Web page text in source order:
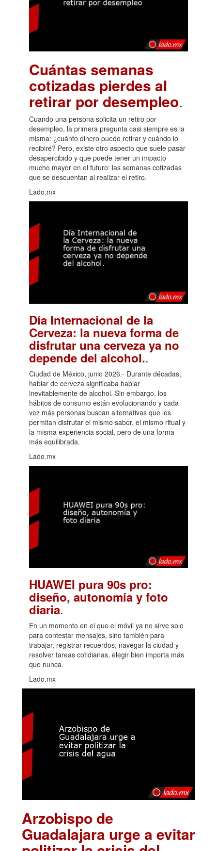
Cuántas semanas
cotizadas pierdes al
retirar por desempleo.
Cuando una persona solicita un retiro por
desempleo, la primera pregunta casi siempre es la
misma: ¿cuánto dinero puedo retirar y cuándo lo
recibiré? Pero, existe otro aspecto que suele pasar
desapercibido y que puede tener un impacto
mucho mayor en el futuro: las semanas cotizadas
que se descuentan al realizar el retiro.
Lado.mx
Día Internacional de la
Cerveza: la nueva forma de
disfrutar una cerveza ya no
depende del alcohol..
Ciudad de México, junio 2026.- Durante décadas,
hablar de cerveza significaba hablar
inevitablemente de alcohol. Sin embargo, los
hábitos de consumo están evolucionando y cada
vez más personas buscan alternativas que les
permitan disfrutar el mismo sabor, el mismo ritual y
la misma experiencia social, pero de una forma
más equilibrada.
Lado.mx
HUAWEI pura 90s pro:
diseño, autonomía y foto
diaria.
En un momento en el que el móvil ya no sirve solo
para contestar mensajes, sino también para
trabajar, registrar recuerdos, navegar la ciudad y
resolver tareas cotidianas, elegir bien importa más
que nunca.
Lado.mx
Arzobispo de
Guadalajara urge a evitar